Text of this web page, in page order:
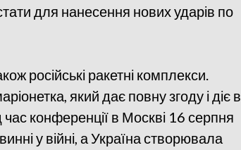
для нанесення нових ударів по
російські ракетні комплекси.
який дає повну згоду і діє в
конференції в Москві 16 серпня
у війні, а Україна створювала